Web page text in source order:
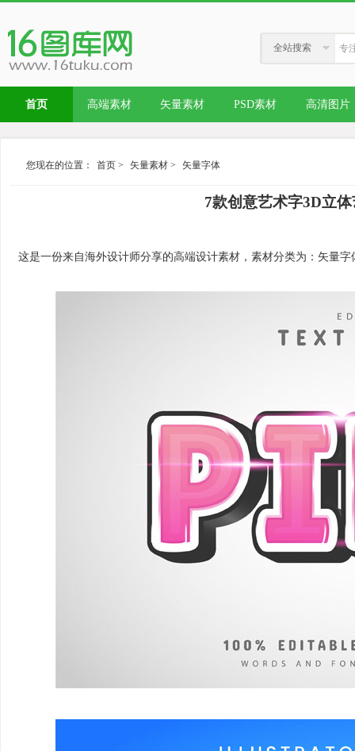
全站搜索
首页 高端素材 矢量素材 PSD素材 高清图片
您现在的位置： 首页 > 矢量素材 > 矢量字体
7款创意艺术字3D立
这是一份来自海外设计师分享的高端设计素材，素材分类为：矢量